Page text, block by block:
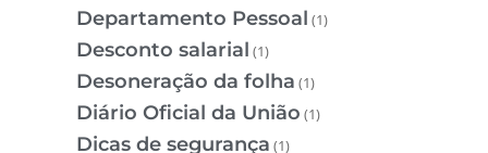
Departamento Pessoal (1)
Desconto salarial (1)
Desoneração da folha (1)
Diário Oficial da União (1)
Dicas de segurança (1)